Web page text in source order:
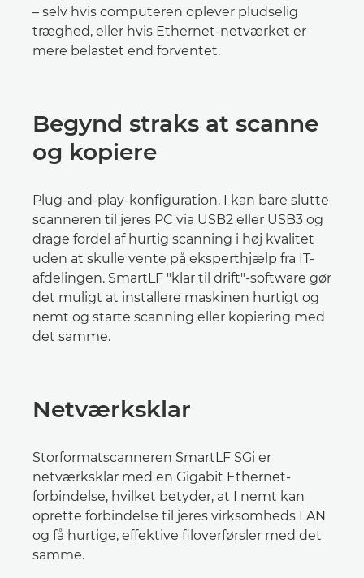
– selv hvis computeren oplever pludselig
træghed, eller hvis Ethernet-netværket er
mere belastet end forventet.
Begynd straks at scanne
og kopiere
Plug-and-play-konfiguration, I kan bare slutte
scanneren til jeres PC via USB2 eller USB3 og
drage fordel af hurtig scanning i høj kvalitet
uden at skulle vente på eksperthjælp fra IT-
afdelingen. SmartLF "klar til drift"-software gør
det muligt at installere maskinen hurtigt og
nemt og starte scanning eller kopiering med
det samme.
Netværksklar
Storformatscanneren SmartLF SGi er
netværksklar med en Gigabit Ethernet-
forbindelse, hvilket betyder, at I nemt kan
oprette forbindelse til jeres virksomheds LAN
og få hurtige, effektive filoverførsler med det
samme.